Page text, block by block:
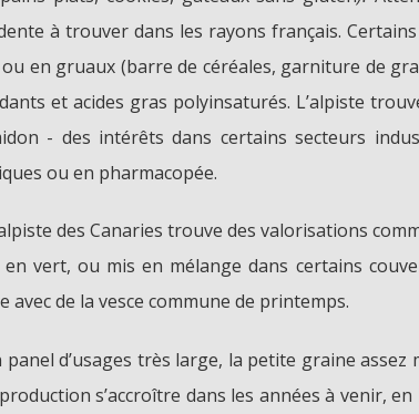
à trouver dans les rayons français.
en gruaux (barre de céréales, garniture de
et acides gras polyinsaturés. L’alpiste
- des intérêts dans certains secteurs
ou en pharmacopée.
des Canaries trouve des valorisations
en vert, ou mis en mélange dans certains
avec de la vesce commune de printemps.
panel d’usages très large, la petite graine
s’accroître dans les années à venir,